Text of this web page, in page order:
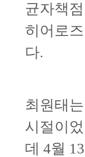
균자책
히어로
다.
최원태
시절이
데 4월